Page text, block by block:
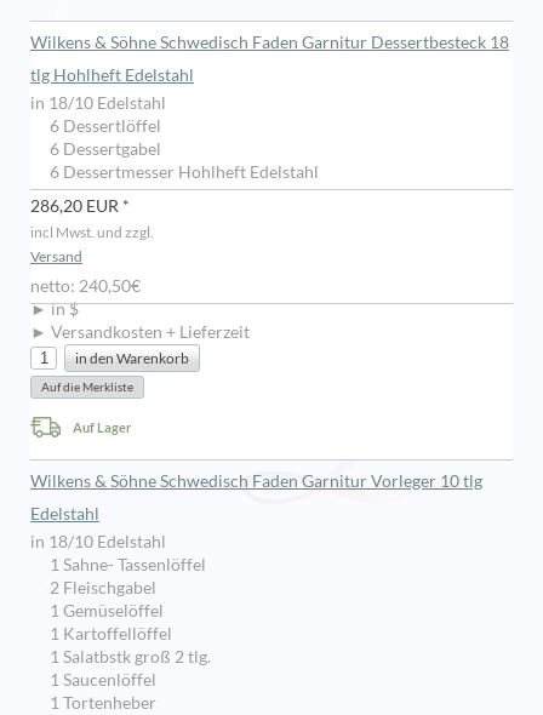
Wilkens & Söhne Schwedisch Faden Garnitur Dessertbesteck 18
tlg Hohlheft Edelstahl
in 18/10 Edelstahl
6 Dessertlöffel
6 Dessertgabel
6 Dessertmesser Hohlheft Edelstahl
286,20 EUR *
incl Mwst. und zzgl.
Versand
netto: 240,50€
► in $
► Versandkosten + Lieferzeit
Auf Lager
Wilkens & Söhne Schwedisch Faden Garnitur Vorleger 10 tlg
Edelstahl
in 18/10 Edelstahl
1 Sahne- Tassenlöffel
2 Fleischgabel
1 Gemüselöffel
1 Kartoffellöffel
1 Salatbstk groß 2 tlg.
1 Saucenlöffel
1 Tortenheber